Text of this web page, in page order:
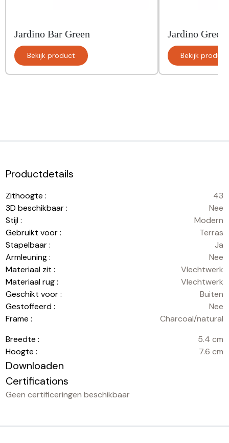
Jardino Bar Green
Bekijk product
Jardino Green
Bekijk product
Productdetails
Zithoogte :
43
3D beschikbaar :
Nee
Stijl :
Modern
Gebruikt voor :
Terras
Stapelbaar :
Ja
Armleuning :
Nee
Materiaal zit :
Vlechtwerk
Materiaal rug :
Vlechtwerk
Geschikt voor :
Buiten
Gestoffeerd :
Nee
Frame :
Charcoal/natural
Breedte :
5.4 cm
Hoogte :
7.6 cm
Downloaden
Certifications
Geen certificeringen beschikbaar